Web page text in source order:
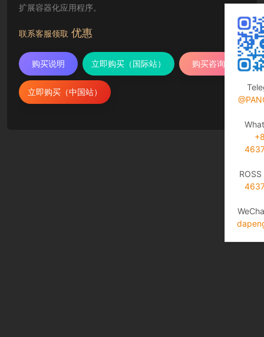
扩展容器化应用程序。
联系客服领取 优惠
购买说明 立即购买（国际站） 购买咨询
立即购买（中国站）